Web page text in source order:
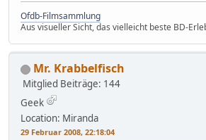
Ofdb-Filmsammlung
Aus visueller Sicht, das vielleicht beste BD-
Mr. Krabbelfisch
Mitglied Beiträge: 144
Geek
Location: Miranda
29 Februar 2008, 22:18:04